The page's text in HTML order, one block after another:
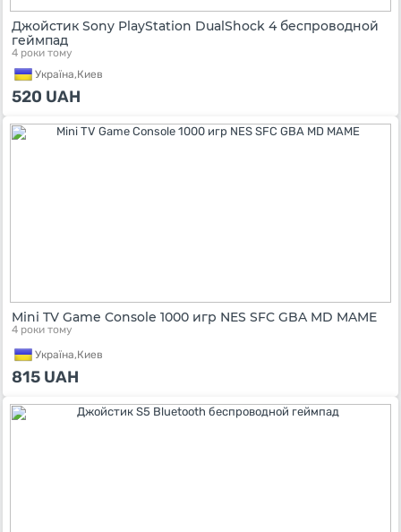
Джойстик Sony PlayStation DualShock 4 беспроводной
геймпад
4 роки тому
Україна,Киев
520 UAH
Mini TV Game Console 1000 игр NES SFC GBA MD MAME
4 роки тому
Україна,Киев
815 UAH